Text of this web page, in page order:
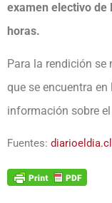
examen electivo de
horas.
Para la rendición se
que se encuentra en
información sobre
Fuentes: diarioeldia.cl